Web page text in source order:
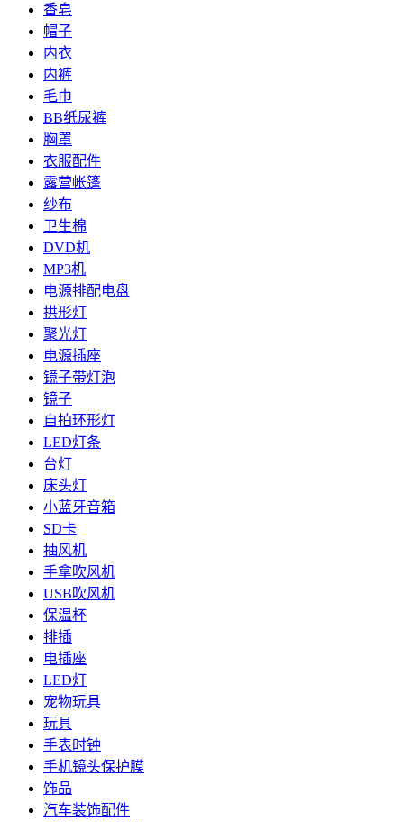
香皂
帽子
内衣
内裤
毛巾
BB纸尿裤
胸罩
衣服配件
露营帐篷
纱布
卫生棉
DVD机
MP3机
电源排配电盘
拱形灯
聚光灯
电源插座
镜子带灯泡
镜子
自拍环形灯
LED灯条
台灯
床头灯
小蓝牙音箱
SD卡
抽风机
手拿吹风机
USB吹风机
保温杯
排插
电插座
LED灯
宠物玩具
玩具
手表时钟
手机镜头保护膜
饰品
汽车装饰配件